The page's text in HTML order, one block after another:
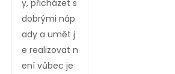
y, přicházet s
dobrými náp
ady a umět j
e realizovat n
ení vůbec je